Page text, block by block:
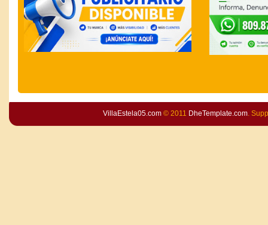
VillaEstela05.com© 2011 DheTemplate.com.